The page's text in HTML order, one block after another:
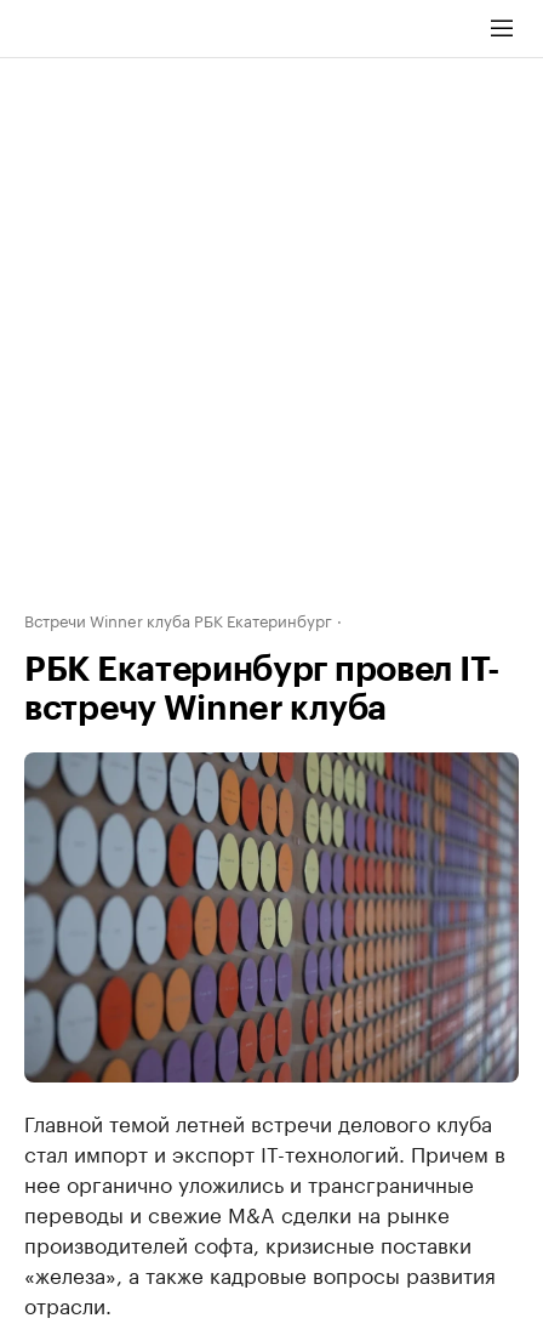
Встречи Winner клуба РБК Екатеринбург
РБК Екатеринбург провел IT-
встречу Winner клуба
Главной темой летней встречи делового клуба
стал импорт и экспорт IT-технологий. Причем в
нее органично уложились и трансграничные
переводы и свежие М&A сделки на рынке
производителей софта, кризисные поставки
«железа», а также кадровые вопросы развития
отрасли.